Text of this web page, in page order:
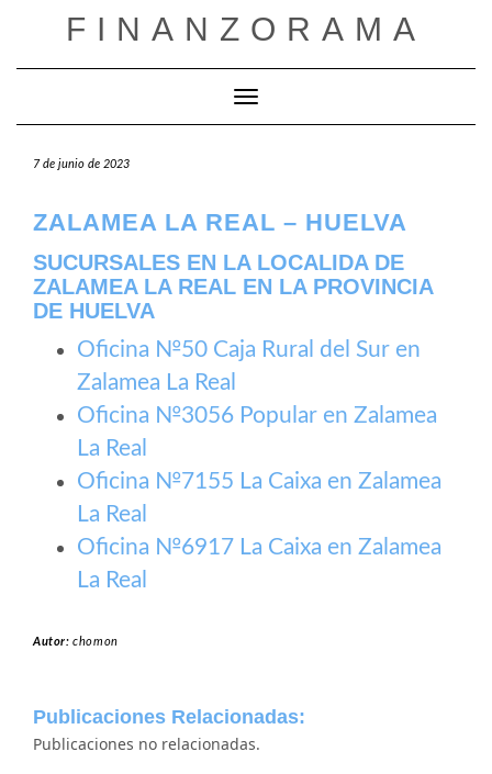
FINANZORAMA
Cambiar modo de navegación
7 de junio de 2023
ZALAMEA LA REAL – HUELVA
SUCURSALES EN LA LOCALIDA DE
ZALAMEA LA REAL EN LA PROVINCIA
DE HUELVA
Oficina №50 Caja Rural del Sur en
Zalamea La Real
Oficina №3056 Popular en Zalamea
La Real
Oficina №7155 La Caixa en Zalamea
La Real
Oficina №6917 La Caixa en Zalamea
La Real
Autor:chomon
Publicaciones Relacionadas:
Publicaciones no relacionadas.